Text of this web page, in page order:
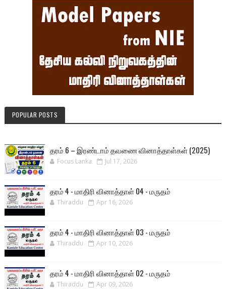
POPULAR POSTS
தரம் 6 – இரண்டாம் தவணை வினாத்தாள்கள் (2025)
Focus Lanka Jul 17, 2026
தரம் 4 - மாதிரி வினாத்தாள் 04 - மருதம்
Thiraddu Apr 16, 2026
தரம் 4 - மாதிரி வினாத்தாள் 03 - மருதம்
Thiraddu Apr 10, 2026
தரம் 4 - மாதிரி வினாத்தாள் 02 - மருதம்
Thiraddu Apr 09, 2026